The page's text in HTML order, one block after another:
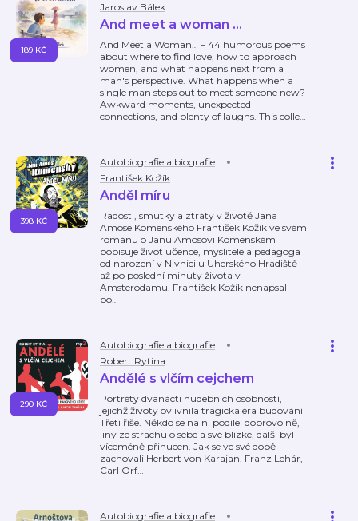
Jaroslav Bálek
And meet a woman ...
And Meet a Woman… – 44 humorous poems
about where to find love, how to approach
women, and what happens next from a
man's perspective. What happens when a
single man steps out to meet someone new?
Awkward moments, unexpected
connections, and plenty of laughs. This colle…
189 KČ
Autobiografie a biografie
František Kožík
Anděl míru
Radosti, smutky a ztráty v životě Jana
Amose Komenského František Kožík ve svém
románu o Janu Amosovi Komenském
popisuje život učence, myslitele a pedagoga
od narození v Nivnici u Uherského Hradiště
až po poslední minuty života v
Amsterodamu. František Kožík nenapsal
po…
398 KČ
Autobiografie a biografie
Robert Rytina
Andělé s vlčím cejchem
Portréty dvanácti hudebních osobností,
jejichž životy ovlivnila tragická éra budování
Třetí říše. Někdo se na ní podílel dobrovolně,
jiný ze strachu o sebe a své blízké, další byl
víceméně přinucen. Jak se ve své době
zachovali Herbert von Karajan, Franz Lehár,
Carl Orf…
290 KČ
Autobiografie a biografie